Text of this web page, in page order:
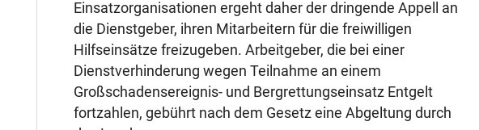
Einsatzorganisationen ergeht daher der dringende Appell an
die Dienstgeber, ihren Mitarbeitern für die freiwilligen
Hilfseinsätze freizugeben. Arbeitgeber, die bei einer
Dienstverhinderung wegen Teilnahme an einem
Großschadensereignis- und Bergrettungseinsatz Entgelt
fortzahlen, gebührt nach dem Gesetz eine Abgeltung durch